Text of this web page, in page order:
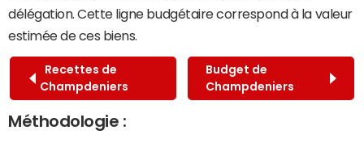
délégation. Cette ligne budgétaire correspond à la valeur
estimée de ces biens.
Recettes de
Champdeniers
Budget de
Champdeniers
Méthodologie :